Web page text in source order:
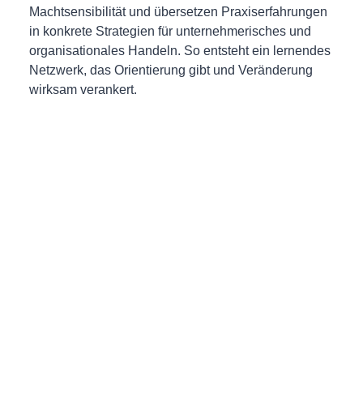
Machtsensibilität und übersetzen Praxiserfahrungen
in konkrete Strategien für unternehmerisches und
organisationales Handeln. So entsteht ein lernendes
Netzwerk, das Orientierung gibt und Veränderung
wirksam verankert.